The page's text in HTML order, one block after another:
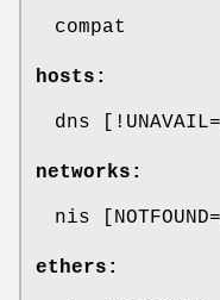
compat
hosts:
dns
networks:
nis
ethers: